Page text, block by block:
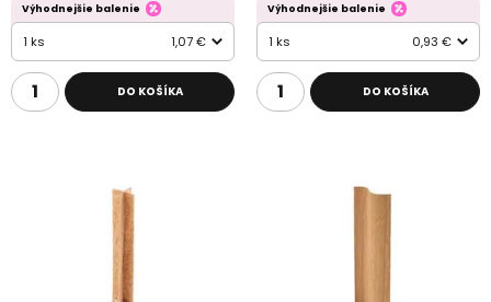
Výhodnejšie balenie
1 ks 1,07 €
DO KOŠÍKA
Výhodnejšie balenie
1 ks 0,93 €
DO KOŠÍKA